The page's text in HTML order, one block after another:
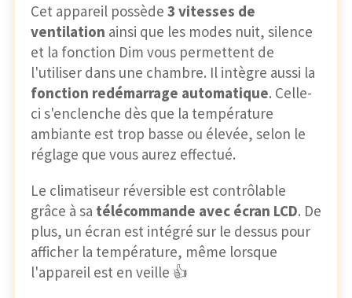
Cet appareil possède 3 vitesses de
ventilation ainsi que les modes nuit, silence
et la fonction Dim vous permettent de
l'utiliser dans une chambre. Il intègre aussi la
fonction redémarrage automatique. Celle-
ci s'enclenche dès que la température
ambiante est trop basse ou élevée, selon le
réglage que vous aurez effectué.
Le climatiseur réversible est contrôlable
grâce à sa télécommande avec écran LCD. De
plus, un écran est intégré sur le dessus pour
afficher la température, même lorsque
l'appareil est en veille 👍